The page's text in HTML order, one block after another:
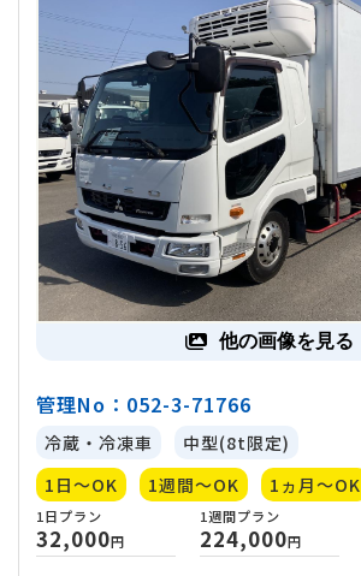
他の画像を見る
管理No：052-3-71766
冷蔵・冷凍車
中型(8t限定)
1日～OK
1週間～OK 1ヵ月～OK